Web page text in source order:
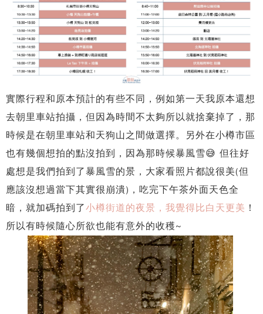
實際行程和原本預計的有些不同，例如第一天我原本還想
去朝里車站拍攝，但因為時間不太夠所以就捨棄掉了，那
時候是在朝里車站和天狗山之間做選擇。另外在小樽市區
也有幾個想拍的點沒拍到，因為那時候暴風雪😅 但往好
處想是我們拍到了暴風雪的景，大家看照片都說很美(但
應該沒想過當下其實很崩潰)，吃完下午茶外面天色全
暗，就加碼拍到了小樽街道的夜景，我覺得比白天更美 ！
所以有時候隨心所欲也能有意外的收穫~